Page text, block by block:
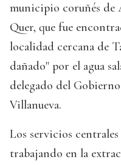
municipio coruñés de
Quer, que fue
localidad cercana de
dañado" por el agua
delegado del
Villanueva.
Los servicios
trabajando en la